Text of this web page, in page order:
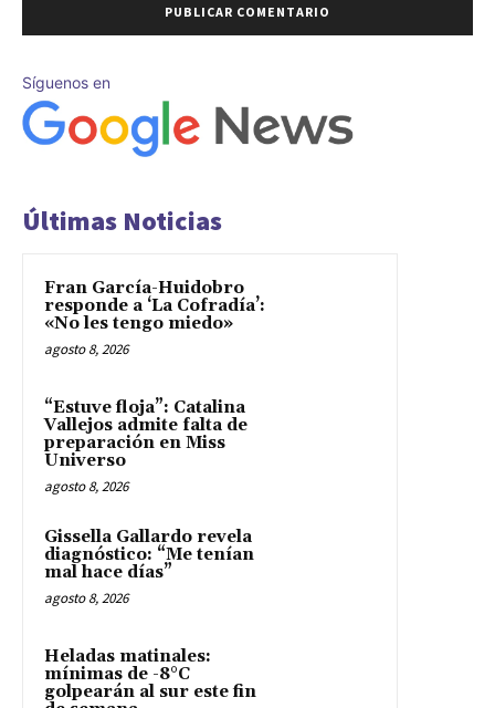
Síguenos en
Últimas Noticias
Fran García-Huidobro
responde a ‘La Cofradía’:
«No les tengo miedo»
agosto 8, 2026
“Estuve floja”: Catalina
Vallejos admite falta de
preparación en Miss
Universo
agosto 8, 2026
Gissella Gallardo revela
diagnóstico: “Me tenían
mal hace días”
agosto 8, 2026
Heladas matinales:
mínimas de -8°C
golpearán al sur este fin